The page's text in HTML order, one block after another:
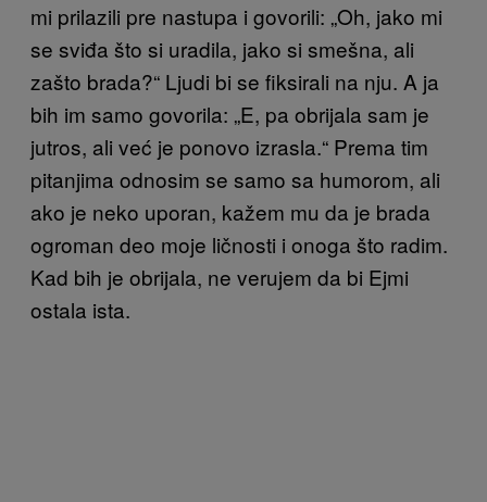
mi prilazili pre nastupa i govorili: „Oh, jako mi
se sviđa što si uradila, jako si smešna, ali
zašto brada?“ Ljudi bi se fiksirali na nju. A ja
bih im samo govorila: „E, pa obrijala sam je
jutros, ali već je ponovo izrasla.“ Prema tim
pitanjima odnosim se samo sa humorom, ali
ako je neko uporan, kažem mu da je brada
ogroman deo moje ličnosti i onoga što radim.
Kad bih je obrijala, ne verujem da bi Ejmi
ostala ista.